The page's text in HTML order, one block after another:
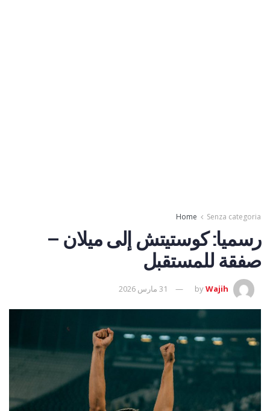
Home Senza categoria
رسميا: كوستيتش إلى ميلان –
صفقة للمستقبل
byWajih 31 مارس 2026